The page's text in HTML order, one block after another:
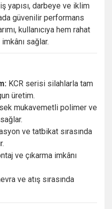
yapısı, darbeye ve iklim
güvenilir performans
kullanıcıya hem rahat
sağlar.
KCR serisi silahlarla tam
üretim.
mukavemetli polimer ve
ve tatbikat sırasında
ve çıkarma imkânı
ve atış sırasında